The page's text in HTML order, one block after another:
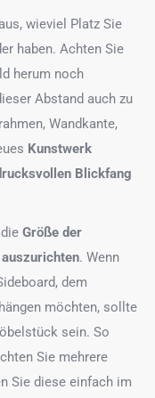
wieviel Platz Sie
haben. Achten Sie
herum noch
Abstand auch zu
Wandkante,
Kunstwerk
Blickfang
Größe der
. Wenn
dem
möchten, sollte
sein. So
Sie mehrere
Sie diese einfach im